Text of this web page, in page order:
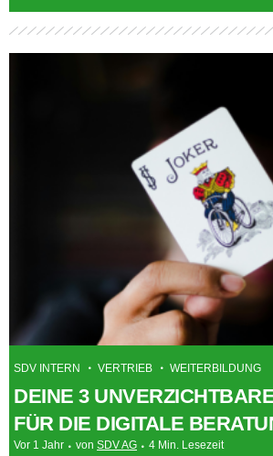
SDV INTERN VERTRIEB WEITERBILDUNG
DEINE 3
FÜR DIE DIGITALE
Vor 1 Jahr von SDV AG 4 Min. Lesezeit